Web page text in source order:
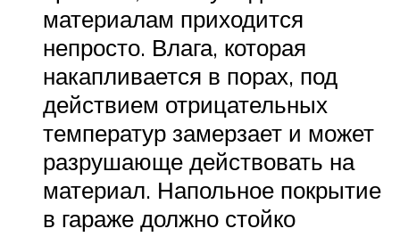
материалам приходится
непросто. Влага, которая
накапливается в порах, под
действием отрицательных
температур замерзает и может
разрушающе действовать на
материал. Напольное покрытие
в гараже должно стойко